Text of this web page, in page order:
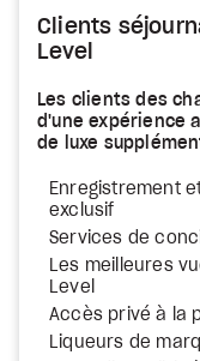
Clients
Level
Les clients des
d'une expérience
de luxe
Enregistrement
exclusif
Services de
Les meilleures
Level
Accès privé à la
Liqueurs de